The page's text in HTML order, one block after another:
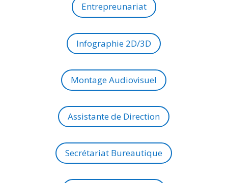
Entrepreunariat
Infographie 2D/3D
Montage Audiovisuel
Assistante de Direction
Secrétariat Bureautique